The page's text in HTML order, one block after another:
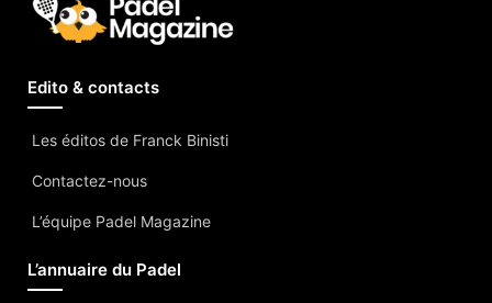
Edito & contacts
Les éditos de Franck Binisti
Contactez-nous
L’équipe Padel Magazine
L’annuaire du Padel